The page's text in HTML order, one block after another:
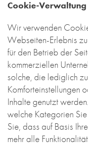
Pfeilerteilen. Die
Ebenfalls
Gebäude eine
Der vom
anthrazitfarbene
Aluminiumblechen
beweist wieder
moderner
Cookie-Verwaltung
Wir verwenden
Webseiten-Erlebnis
für den Betrieb der
kommerziellen
solche, die lediglich
Komforteinstellungen
Inhalte genutzt
welche Kategorien
Sie, dass auf Basis
mehr alle